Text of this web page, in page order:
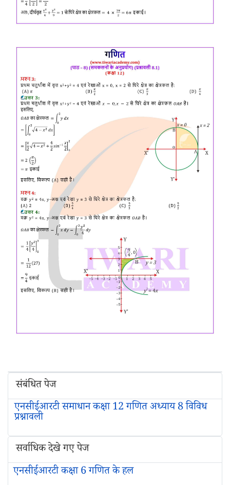
संबंधित पेज
एनसीईआरटी समाधान कक्षा 12 गणित अध्याय 8 विविध
प्रश्नावली
सर्वाधिक देखे गए पेज
एनसीईआरटी कक्षा 6 गणित के हल